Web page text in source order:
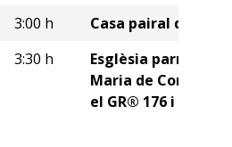
3:00 h
Casa pairal de Can
3:30 h
Esglèsia parroquial
Maria de Cornet.
el GR® 176 i el PR®-